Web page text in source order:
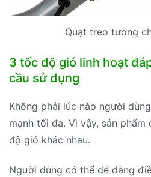
Quạt treo tường
3 tốc độ gió linh hoạt
cầu sử dụng
Không phải lúc nào người
mạnh tối đa. Vì vậy, sản
độ gió khác nhau.
Người dùng có thể dễ dàng